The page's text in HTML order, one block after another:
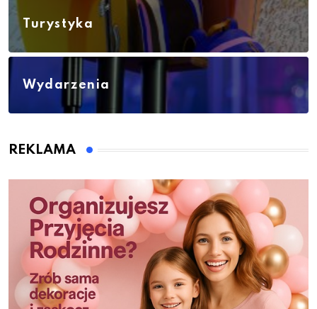
Turystyka
Wydarzenia
REKLAMA